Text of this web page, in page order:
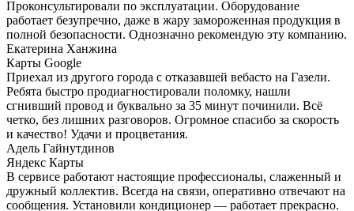
Проконсультировали по эксплуатации. Оборудование
работает безупречно, даже в жару замороженная продукция в
полной безопасности. Однозначно рекомендую эту компанию.
​Екатерина Ханжина
Карты Google
Приехал из другого города с отказавшей вебасто на Газели.
Ребята быстро продиагностировали поломку, нашли
сгнивший провод и буквально за 35 минут починили. Всё
четко, без лишних разговоров. Огромное спасибо за скорость
и качество! Удачи и процветания.
Адель Гайнутдинов
Яндекс Карты
В сервисе работают настоящие профессионалы, слаженный и
дружный коллектив. Всегда на связи, оперативно отвечают на
сообщения. Установили кондиционер — работает прекрасно.